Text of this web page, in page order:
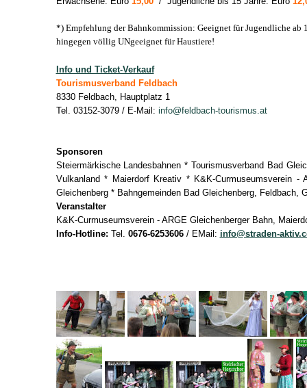
*) Empfehlung der Bahnkommission: Geeignet für Jugendliche ab
hingegen völlig UNgeeignet für Haustiere!
Info und Ticket-Verkauf
Tourismusverband Feldbach
8330 Feldbach, Hauptplatz 1
Tel. 03152-3079 / E-Mail: info@feldbach-tourismus.at
Sponsoren
Steiermärkische Landesbahnen * Tourismusverband Bad
Vulkanland * Maierdorf Kreativ * K&K-Curmuseumsverein
Gleichenberg * Bahngemeinden Bad Gleichenberg, Feldbach,
Veranstalter
K&K-Curmuseumsverein - ARGE Gleichenberger Bahn,
Info-Hotline: Tel. 0676-6253606/ EMail: info@straden-